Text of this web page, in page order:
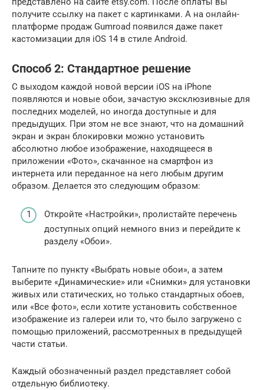
получите ссылку на пакет с картинками. А на онлайн-
платформе продаж Gumroad появился даже пакет
кастомизации для iOS 14 в стиле Android.
Способ 2: Стандартное решение
С выходом каждой новой версии iOS на iPhone
появляются и новые обои, зачастую эксклюзивные для
последних моделей, но иногда доступные и для
предыдущих. При этом не все знают, что на домашний
экран и экран блокировки можно установить
абсолютно любое изображение, находящееся в
приложении «Фото», скачанное на смартфон из
интернета или переданное на него любым другим
образом. Делается это следующим образом:
Откройте «Настройки», пролистайте перечень
доступных опций немного вниз и перейдите к
разделу «Обои».
Тапните по пункту «Выбрать новые обои», а затем
выберите «Динамические» или «Снимки» для установки
живых или статических, но только стандартных обоев,
или «Все фото», если хотите установить собственное
изображение из галереи или то, что было загружено с
помощью приложений, рассмотренных в предыдущей
части статьи.
Каждый обозначенный раздел представляет собой
отдельную библиотеку.